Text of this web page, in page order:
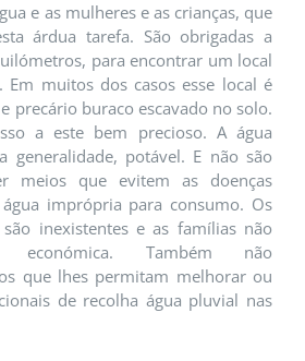
e as mulheres e as crianças, que
árdua tarefa. São obrigadas a
para encontrar um local
Em muitos dos casos esse local é
precário buraco escavado no solo.
a este bem precioso. A água
generalidade, potável. E não são
meios que evitem as doenças
imprópria para consumo. Os
inexistentes e as famílias não
económica. Também não
que lhes permitam melhorar ou
de recolha água pluvial nas